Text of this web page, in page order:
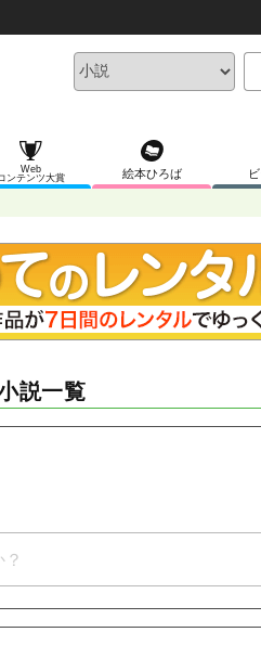
Web
ンテンツ大賞
絵本ひろば
説一覧